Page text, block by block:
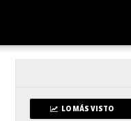
LO MÁS VISTO